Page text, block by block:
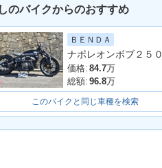
のバイクからのおすすめ
ＢＥＮＤＡ
ナポレオンボブ２５０
価格: 84.7万
総額: 96.8万
このバイクと同じ車種を検索